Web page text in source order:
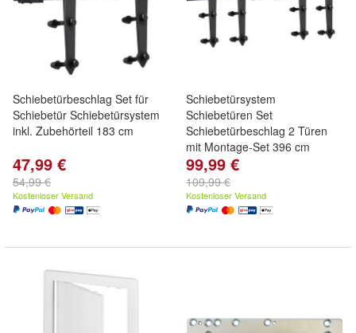
Schiebetürbeschlag Set für
Schiebetür Schiebetürsystem
inkl. Zubehörteil 183 cm
47,99 €
54,99 €
Kostenloser Versand
Schiebetürsystem
Schiebetüren Set
Schiebetürbeschlag 2 Türen
mit Montage-Set 396 cm
99,99 €
109,99 €
Kostenloser Versand